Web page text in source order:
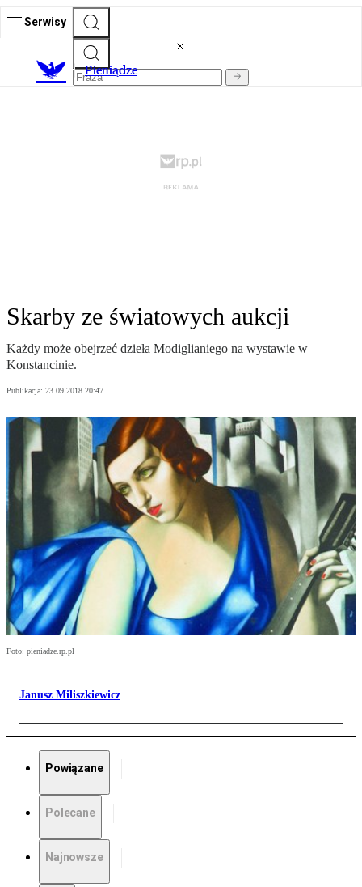
Serwisy
Pieniądze
Skarby ze światowych aukcji
Każdy może obejrzeć dzieła Modiglianiego na wystawie w
Konstancinie.
Publikacja: 23.09.2018 20:47
Foto: pieniadze.rp.pl
Janusz Miliszkiewicz
Powiązane
Polecane
Najnowsze